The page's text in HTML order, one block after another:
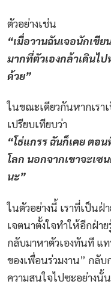
ตัวอย่างเช่น
“เมื่อวานฉันเจอนักเขี
มากที่ตัวเองกล้าเดินไ
ด้วย”
ในขณะเดียวกันหากเรา
เปรียบเทียบว่า
“โธ่แกรร ฉันก็เคย ตอ
โลก นอกจากเขาจะเซ
นะ”
ในตัวอย่างนี้ เราที่เป็น
เจตนาตั้งใจทำให้อีกฝ่า
กลับมาหาตัวเองทันที แ
ของเพื่อนร่วมงาน” กลับ
ความสนใจไปซะอย่างนั้น